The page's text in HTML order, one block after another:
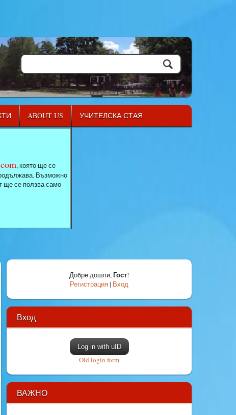
ABOUT US УЧИТЕЛСКА СТАЯ
, която ще се
Възможно
ще се ползва само
Добре дошли,Гост!
Регистрация| Вход
Вход
Log in with uID
Old login form
ВАЖНО